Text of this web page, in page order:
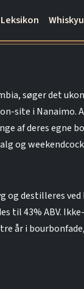
Leksikon
søger det
site i
af deres
og
og destilleres
til 43% ABV.
år i